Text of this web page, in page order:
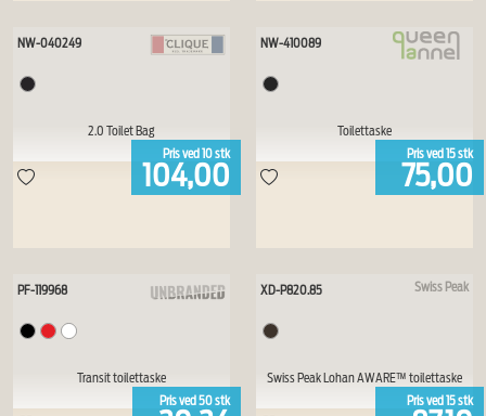
NW-040249
2.0 Toilet Bag
Pris ved 10stk
104,00
NW-410089
Toilettaske
Pris ved 15stk
75,00
PF-119968
Transit toilettaske
Pris ved 50stk
Swiss Peak
XD-P820.85
Swiss Peak Lohan AWARE™ toilettaske
Pris ved 15stk